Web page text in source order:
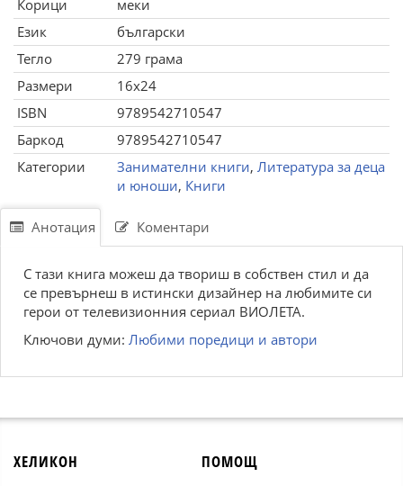
Корици
меки
Език
български
Тегло
279 грама
Размери
16x24
ISBN
9789542710547
Баркод
9789542710547
Категории
Занимателни книги, Литература за деца
и юноши, Книги
Анотация Коментари
С тази книга можеш да твориш в собствен стил и да
се превърнеш в истински дизайнер на любимите си
герои от телевизионния сериал ВИОЛЕТА.
Ключови думи: Любими поредици и автори
ХЕЛИКОН ПОМОЩ